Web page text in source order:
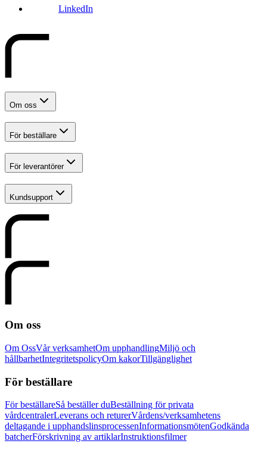
LinkedIn
Om oss
För beställare
För leverantörer
Kundsupport
Om oss
Om OssVår verksamhetOm upphandlingMiljö och
hållbarhetIntegritetspolicyOm kakorTillgänglighet
För beställare
För beställareSå beställer duBeställning för privata
vårdcentralerLeverans och returerVårdens/verksamhetens
deltagande i upphandslinsprocessenInformationsmötenGodkända
batcherFörskrivning av artiklarInstruktionsfilmer